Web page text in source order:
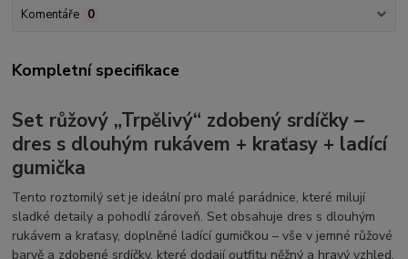
Komentáře 0
Kompletní specifikace
Set růžový „Trpělivý“ zdobený srdíčky –
dres s dlouhým rukávem + kraťasy + ladící
gumička
Tento roztomilý set je ideální pro malé parádnice, které milují
sladké detaily a pohodlí zároveň. Set obsahuje dres s dlouhým
rukávem a kraťasy, doplněné ladící gumičkou – vše v jemné růžové
barvě a zdobené srdíčky, které dodají outfitu něžný a hravý vzhled.